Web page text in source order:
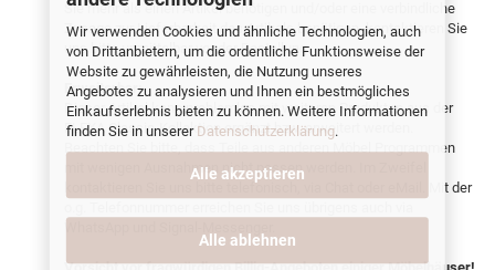
Wir verwenden Cookies und ähnliche Technologien, auch
von Drittanbietern, um die ordentliche Funktionsweise der
Website zu gewährleisten, die Nutzung unseres
Angebotes zu analysieren und Ihnen ein bestmögliches
Einkaufserlebnis bieten zu können. Weitere Informationen
finden Sie in unserer Datenschutzerklärung.
Alle akzeptieren
Alle ablehnen
Sie mehr als einen Artikel benötigen und/oder eine verbindliche
Zusage zur Lieferbarkeit des Artikels benötigen, kontaktieren Sie
uns bitte unmittelbar vor der Bestellung.
Erweiterbar:
Dieser Artikel kann problemlos mit weiteren Produkten aus der
FLEXA Classic-Kollektion ergänzt bzw. erweitert werden.
Beachten Sie bitte, dass Teile aus anderen Möbel Programmen
mit wenigen Ausnahmen nicht passen werden. Im Zweifel
kontaktieren Sie uns bitte telefonisch, via Chat oder eMail. Mit der